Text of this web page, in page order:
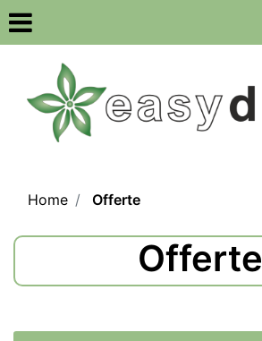
Open
Home Offerte
Offerte